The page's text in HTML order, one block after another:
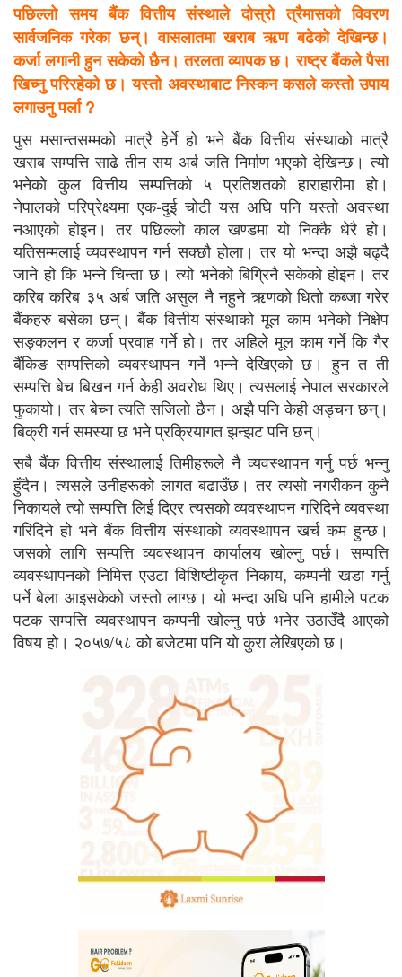
पछिल्लो समय बैंक वित्तीय संस्थाले दोस्रो त्रैमासको विवरण
सार्वजनिक गरेका छन्। वासलातमा खराब ऋण बढेको देखिन्छ।
कर्जा लगानी हुन सकेको छैन। तरलता व्यापक छ। राष्ट्र बैंकले पैसा
खिच्नु परिरहेको छ। यस्तो अवस्थाबाट निस्कन कसले कस्तो उपाय
लगाउनु पर्ला?
पुस मसान्तसम्मको मात्रै हेर्ने हो भने बैंक वित्तीय संस्थाको मात्रै
खराब सम्पत्ति साढे तीन सय अर्ब जति निर्माण भएको देखिन्छ। त्यो
भनेको कुल वित्तीय सम्पत्तिको ५ प्रतिशतको हाराहारीमा हो।
नेपालको परिप्रेक्ष्यमा एक-दुई चोटी यस अघि पनि यस्तो अवस्था
नआएको होइन। तर पछिल्लो काल खण्डमा यो निक्कै धेरै हो।
यतिसम्मलाई व्यवस्थापन गर्न सक्छौ होला। तर यो भन्दा अझै बढ्दै
जाने हो कि भन्ने चिन्ता छ। त्यो भनेको बिग्रिनै सकेको होइन। तर
करिब करिब ३५ अर्ब जति असुल नै नहुने ऋणको धितो कब्जा गरेर
बैंकहरु बसेका छन्। बैंक वित्तीय संस्थाको मूल काम भनेको निक्षेप
सङ्कलन र कर्जा प्रवाह गर्ने हो। तर अहिले मूल काम गर्ने कि गैर
बैंकिङ सम्पत्तिको व्यवस्थापन गर्ने भन्ने देखिएको छ। हुन त ती
सम्पत्ति बेच बिखन गर्न केही अवरोध थिए। त्यसलाई नेपाल सरकारले
फुकायो। तर बेच्न त्यति सजिलो छैन। अझै पनि केही अड्चन छन्।
बिक्री गर्न समस्या छ भने प्रक्रियागत झन्झट पनि छन्।
सबै बैंक वित्तीय संस्थालाई तिमीहरूले नै व्यवस्थापन गर्नु पर्छ भन्नु
हुँदैन। त्यसले उनीहरूको लागत बढाउँछ। तर त्यसो नगरीकन कुनै
निकायले त्यो सम्पत्ति लिई दिएर त्यसको व्यवस्थापन गरिदिने व्यवस्था
गरिदिने हो भने बैंक वित्तीय संस्थाको व्यवस्थापन खर्च कम हुन्छ।
जसको लागि सम्पत्ति व्यवस्थापन कार्यालय खोल्नु पर्छ। सम्पत्ति
व्यवस्थापनको निमित्त एउटा विशिष्टीकृत निकाय, कम्पनी खडा गर्नु
पर्ने बेला आइसकेको जस्तो लाग्छ। यो भन्दा अघि पनि हामीले पटक
पटक सम्पत्ति व्यवस्थापन कम्पनी खोल्नु पर्छ भनेर उठाउँदै आएको
विषय हो। २०५७/५८ को बजेटमा पनि यो कुरा लेखिएको छ।